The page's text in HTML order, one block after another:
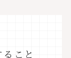
こと